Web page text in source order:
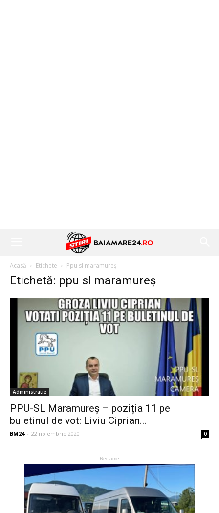
Acasă Etichete Ppu sl maramureș
Etichetă: ppu sl maramureș
Administratie
PPU-SL Maramureș – poziția 11 pe
buletinul de vot: Liviu Ciprian...
BM24 - 22 noiembrie 2020 0
- Reclame -